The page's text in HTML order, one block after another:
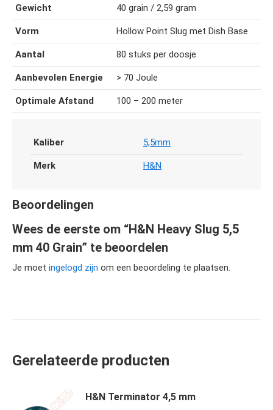
Gewicht 40 grain / 2,59 gram
Vorm Hollow Point Slug met Dish Base
Aantal 80 stuks per doosje
Aanbevolen Energie > 70 Joule
Optimale Afstand 100 – 200 meter
Kaliber 5,5mm
Merk H&N
Beoordelingen
Wees de eerste om “H&N Heavy Slug 5,5
mm 40 Grain” te beoordelen
Je moet ingelogd zijn om een beoordeling te plaatsen.
Gerelateerde producten
H&N Terminator 4,5 mm